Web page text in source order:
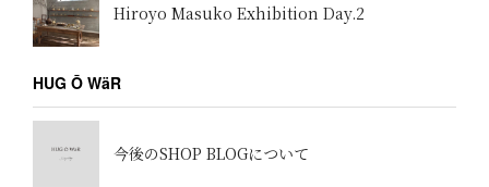
Hiroyo Masuko Exhibition Day.2
HUG Ō WäR
今後のSHOP BLOGについて